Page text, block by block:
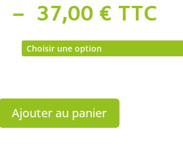
– 37,00 €Plage
de
prix :
9,50 €
TTC
Ajouter au panier